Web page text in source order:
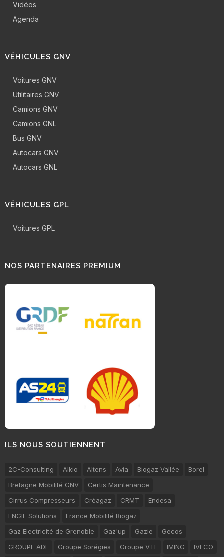
Vidéos
Agenda
VÉHICULES GNV
Voitures GNV
Utilitaires GNV
Camions GNV
Camions GNL
Bus GNV
Autocars GNV
Autocars GNL
VÉHICULES GPL
Voitures GPL
NOS PARTENAIRES PREMIUM
ILS NOUS SOUTIENNENT
2C-Consulting Alkio Altens Avia Biogaz Vallée
Borel
Bretagne Mobilité GNV
Certis Maintenance
Cirrus Compresseurs
Créagaz CRMT
Endesa
ENGIE Solutions
France Mobilité Biogaz
Gaz Electricité de Grenoble
Gaz'up Gazie
Gecos
GROUPE ADF
Groupe Sorégies Groupe VTE IMING IVECO